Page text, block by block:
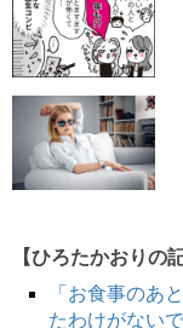
【ひろたかおりの
「お食事のあ
たわけがない